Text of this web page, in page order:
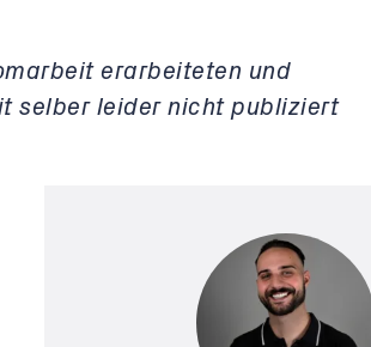
erarbeiteten und
selber leider nicht publiziert